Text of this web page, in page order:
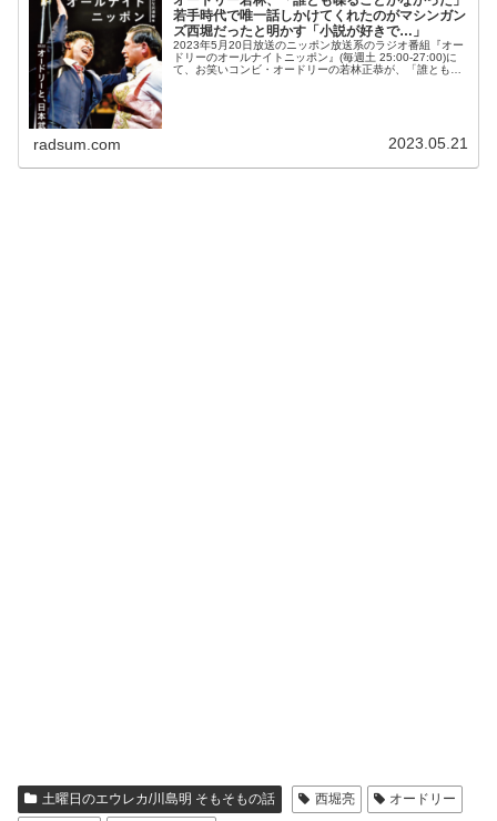
若手時代で唯一話しかけてくれたのがマシンガン
ズ西堀だったと明かす「小説が好きで…」
2023年5月20日放送のニッポン放送系のラジオ番組『オー
ドリーのオールナイトニッポン』(毎週土 25:00-27:00)に
て、お笑いコンビ・オードリーの若林正恭が、「誰とも喋
radsum.com 2023.05.21
土曜日のエウレカ/川島明 そもそもの話 西堀亮
オードリー